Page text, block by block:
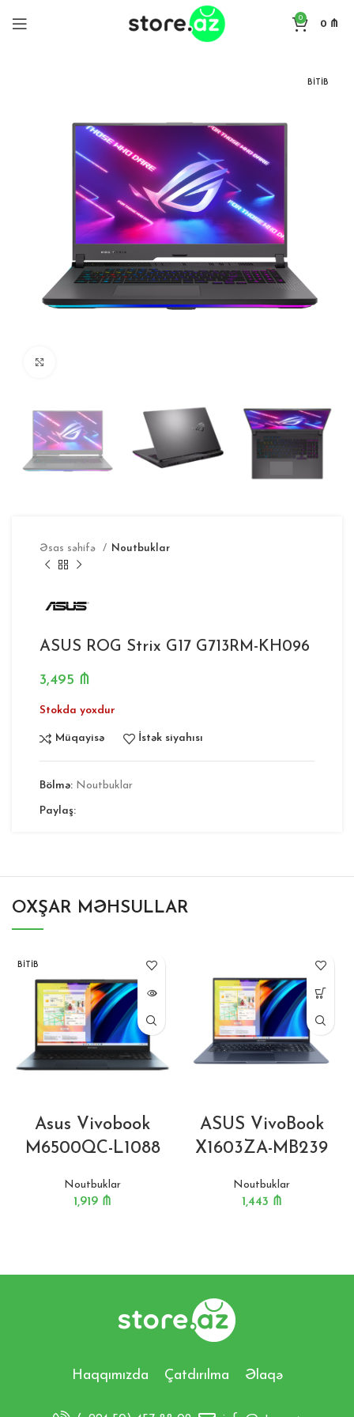
0
0 ₼
BITIB
Əsas səhifə Noutbuklar
ASUS ROG Strix G17 G713RM-KH096
3,495 ₼
Stokda yoxdur
Müqayisə İstək siyahısı
Bölmə: Noutbuklar
Paylaş:
OXŞAR MƏHSULLAR
BITIB
Asus Vivobook
M6500QC-L1088
Noutbuklar
1,919 ₼
ASUS VivoBook
X1603ZA-MB239
Noutbuklar
1,443 ₼
Haqqımızda Çatdırılma Əlaqə